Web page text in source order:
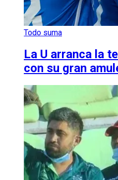
Todo suma
La U arranca la
con su gran